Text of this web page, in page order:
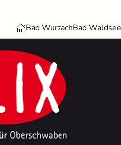
Bad WurzachBad Waldsee